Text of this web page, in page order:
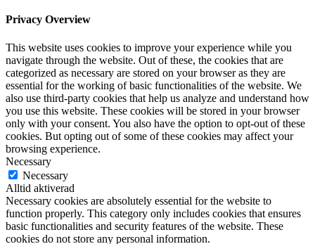
Privacy Overview
This website uses cookies to improve your experience while you
navigate through the website. Out of these, the cookies that are
categorized as necessary are stored on your browser as they are
essential for the working of basic functionalities of the website. We
also use third-party cookies that help us analyze and understand how
you use this website. These cookies will be stored in your browser
only with your consent. You also have the option to opt-out of these
cookies. But opting out of some of these cookies may affect your
browsing experience.
Necessary
Necessary
Alltid aktiverad
Necessary cookies are absolutely essential for the website to
function properly. This category only includes cookies that ensures
basic functionalities and security features of the website. These
cookies do not store any personal information.